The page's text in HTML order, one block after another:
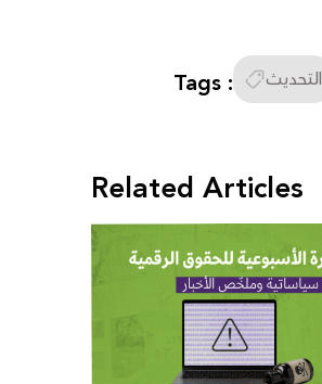
Tags : التحديث
Related Articles